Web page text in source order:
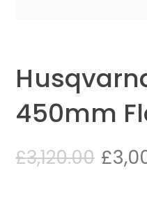
450mm
£3,120.00 £